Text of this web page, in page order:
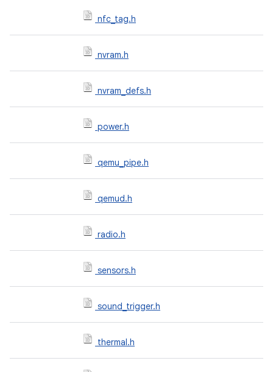
nfc_tag.h
nvram.h
nvram_defs.h
power.h
qemu_pipe.h
qemud.h
radio.h
sensors.h
sound_trigger.h
thermal.h